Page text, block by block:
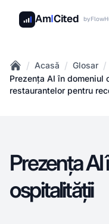
AmICited by
Home
/ Acasă / Glosar /
Prezența AI în
restaurantelor pentru
Prezența
ospitalității